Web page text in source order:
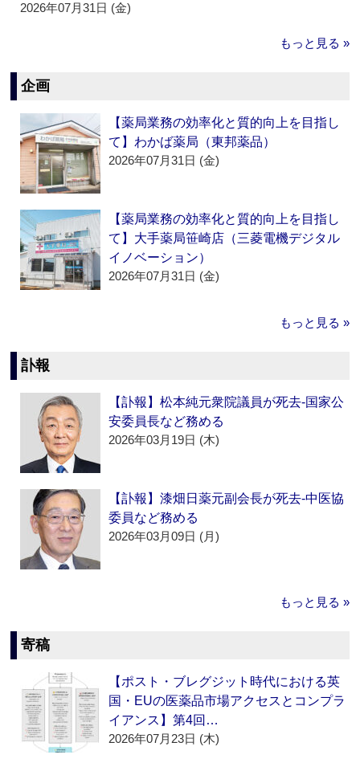
2026年07月31日 (金)
もっと見る »
企画
【薬局業務の効率化と質的向上を目指し
て】わかば薬局（東邦薬品）
2026年07月31日 (金)
【薬局業務の効率化と質的向上を目指し
て】大手薬局笹崎店（三菱電機デジタル
イノベーション）
2026年07月31日 (金)
もっと見る »
訃報
【訃報】松本純元衆院議員が死去‐国家公
安委員長など務める
2026年03月19日 (木)
【訃報】漆畑日薬元副会長が死去‐中医協
委員など務める
2026年03月09日 (月)
もっと見る »
寄稿
【ポスト・ブレグジット時代における英
国・EUの医薬品市場アクセスとコンプラ
イアンス】第4回…
2026年07月23日 (木)